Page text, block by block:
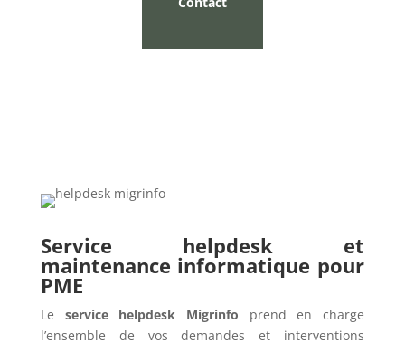
Service helpdesk et
maintenance informatique pour
PME
Le service helpdesk Migrinfo prend en charge
l’ensemble de vos demandes et interventions